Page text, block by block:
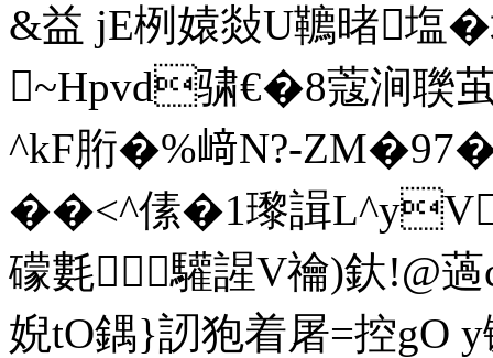
&益 jE栵媴敥U韀暏
~Hpvd骕€�8蔻涧聫
^kF胻�%﨑N?-
��<^傃�1瓈諿
礞氀｜驩謃V禴)釱
婗 tO鍝}訒狍着屠=控